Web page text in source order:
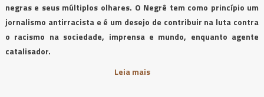
negras e seus múltiplos olhares. O Negrê tem como princípio um
jornalismo antirracista e é um desejo de contribuir na luta contra
o racismo na sociedade, imprensa e mundo, enquanto agente
catalisador.
Leia mais